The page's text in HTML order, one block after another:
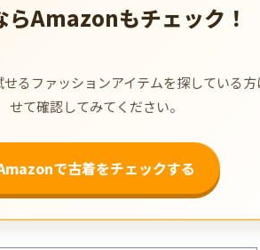
らAmazonもチェック！
るファッションアイテムを探している
せて確認してみてください。
で古着をチェックする